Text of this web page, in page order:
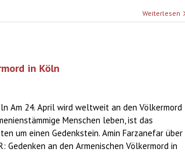
Weiterlesen
in Köln
Am 24. April wird weltweit an den Völkermord
Menschen leben, ist das
um einen Gedenkstein. Amin Farzanefar über
Gedenken an den Armenischen Völkermord in